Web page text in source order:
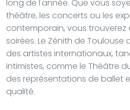
long de l'année. Que vous
théâtre, les concerts ou les
contemporain, vous
soirées. Le Zénith de
des artistes internationaux,
intimistes, comme le Théâtre
des représentations de ballet
qualité.